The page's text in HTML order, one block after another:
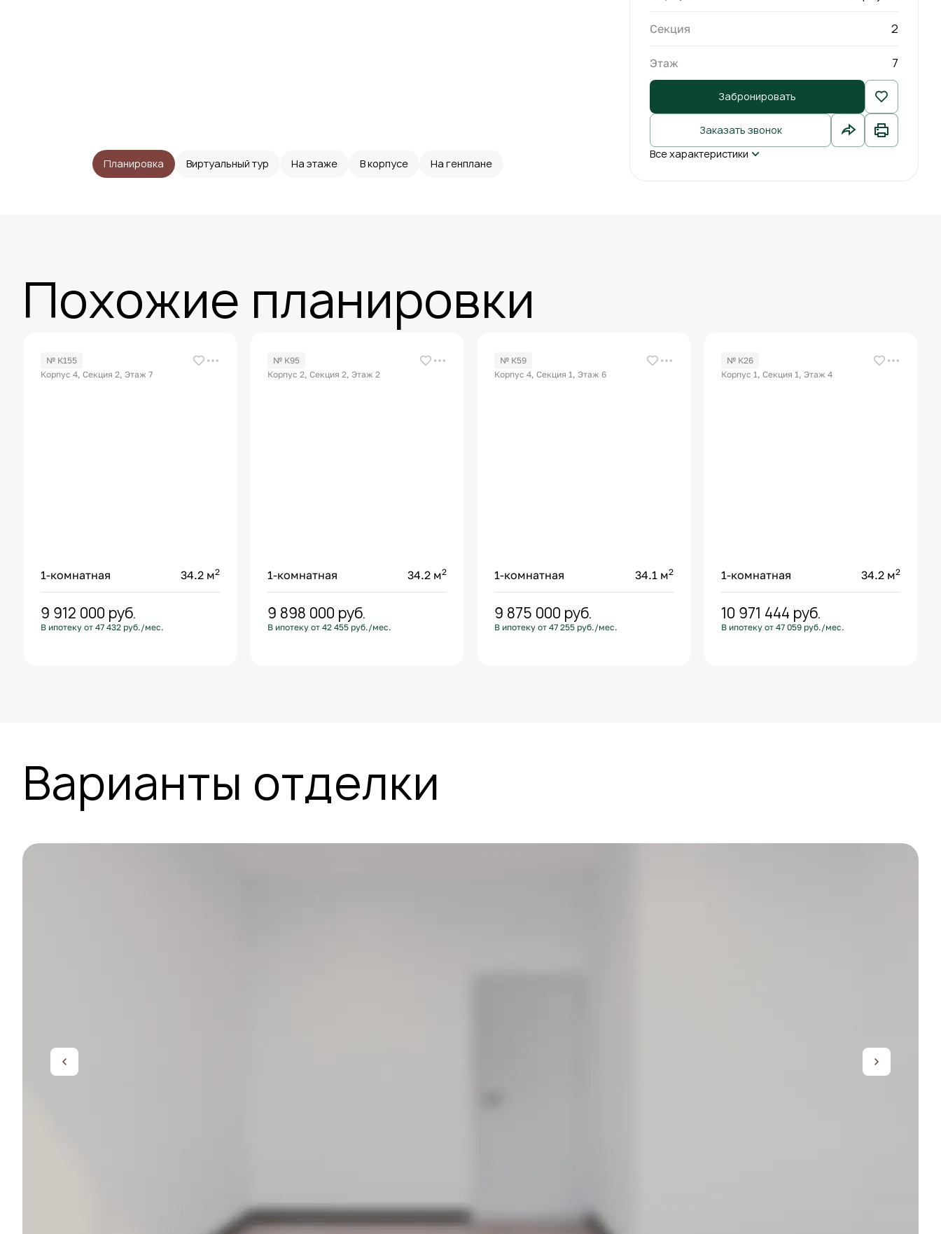
Планировка Виртуальный тур На этаже В корпусе На генплане
Секция 2
Этаж 7
Забронировать
Заказать звонок
Все характеристики
Похожие планировки
№ К155
Корпус 4, Секция 2, Этаж 7
1-комнатная 34.2 м2
9 912 000 руб.
В ипотеку от 47 432 руб./мес.
№ К95
Корпус 2, Секция 2, Этаж 2
1-комнатная 34.2 м2
9 898 000 руб.
В ипотеку от 42 455 руб./мес.
№ К59
Корпус 4, Секция 1, Этаж 6
1-комнатная 34.1 м2
9 875 000 руб.
В ипотеку от 47 255 руб./мес.
№ К26
Корпус 1, Секция 1, Этаж 4
1-комнатная 34.2 м2
10 971 444 руб.
В ипотеку от 47 059 руб./мес.
Варианты отделки